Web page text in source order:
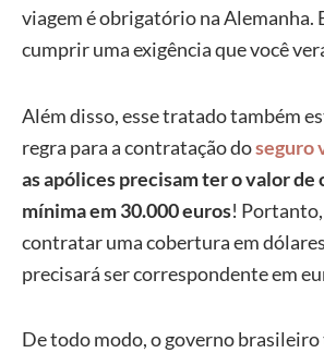
viagem é obrigatório na Alemanha.
cumprir uma exigência que você
Além disso, esse tratado também
regra para a contratação doseguro
as apólices precisam ter o valor
mínima em30.000 euros!
contratar uma cobertura em
precisará ser correspondente em
De todo modo, o governo